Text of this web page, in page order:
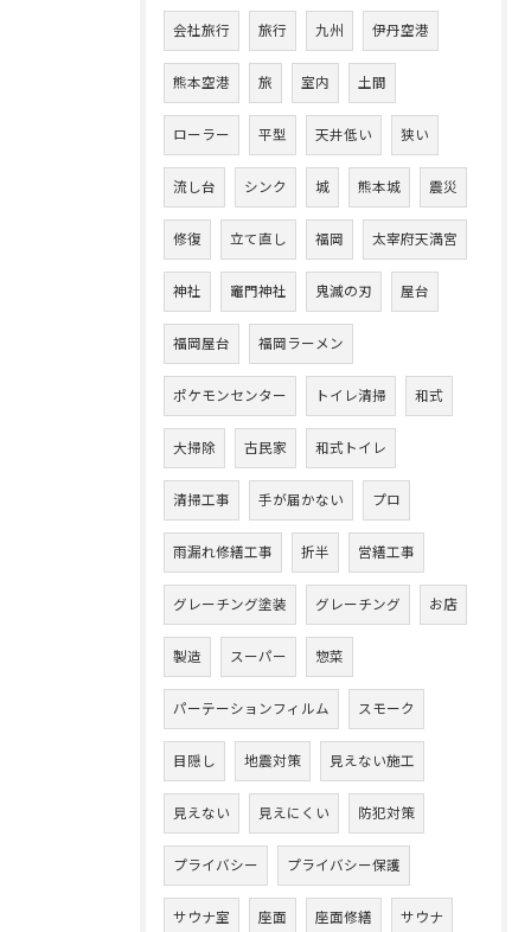
会社旅行 旅行 九州 伊丹空港
熊本空港 旅 室内 土間
ローラー 平型 天井低い 狭い
流し台 シンク 城 熊本城 震災
修復 立て直し 福岡 太宰府天満宮
神社 竈門神社 鬼滅の刃 屋台
福岡屋台 福岡ラーメン
ポケモンセンター トイレ清掃 和式
大掃除 古民家 和式トイレ
清掃工事 手が届かない プロ
雨漏れ修繕工事 折半 営繕工事
グレーチング塗装 グレーチング お店
製造 スーパー 惣菜
パーテーションフィルム スモーク
目隠し 地震対策 見えない施工
見えない 見えにくい 防犯対策
プライバシー プライバシー保護
サウナ室 座面 座面修繕 サウナ